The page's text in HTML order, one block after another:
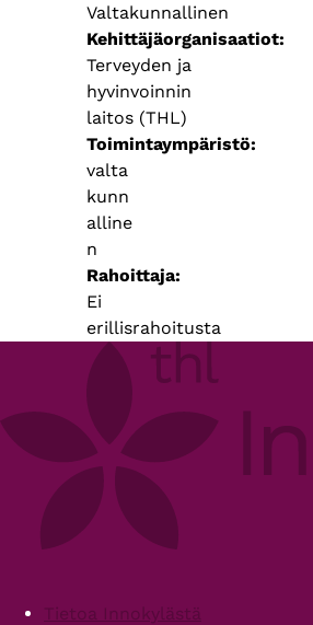
Valtakunnallinen
Kehittäjäorganisaatiot
Terveyden ja
hyvinvoinnin
laitos (THL)
Toimintaympäristö
valta
kunn
alline
n
Rahoittaja
Ei
erillisrahoitusta
FooterTietoa Innokylästä